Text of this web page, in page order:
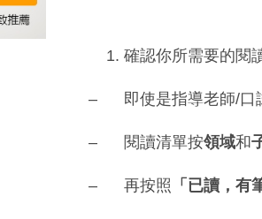
確認你所需要的閱
– 即使是指導老師/口試
– 閱讀清單按領域和
– 再按照 「已讀，